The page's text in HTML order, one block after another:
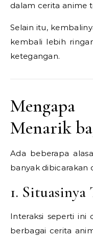
dalam cerita anime
Selain itu,
kembali lebih
ketegangan.
Menarik
Ada beberapa
banyak dibicarakan
1. Situasinya
Interaksi seperti ini
berbagai cerita